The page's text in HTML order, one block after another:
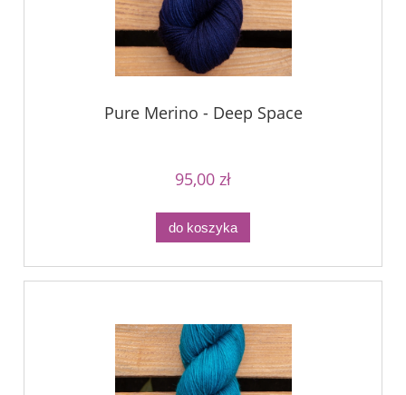
Pure Merino - Deep Space
95,00 zł
do koszyka